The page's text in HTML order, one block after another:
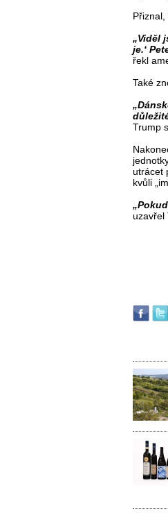
„Viděl
je.‘
řekl
Také
Trump
utrácet
kvůli
uzavřel